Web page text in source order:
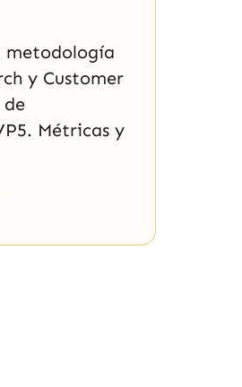
metodología
y Customer
de
Métricas y